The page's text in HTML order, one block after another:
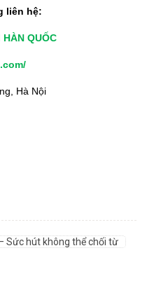
liên hệ:
QUỐC
Hà Nội
Sức hút không thể chối từ